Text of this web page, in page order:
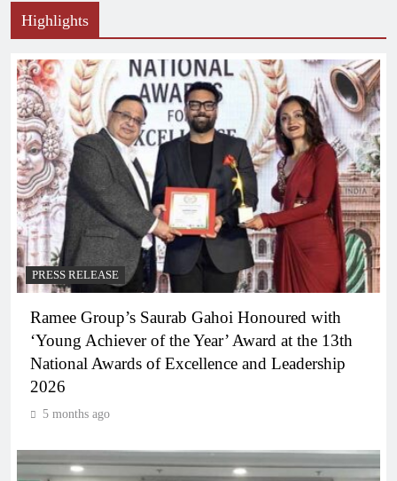
Highlights
PRESS RELEASE
Ramee Group’s Saurab Gahoi Honoured with
‘Young Achiever of the Year’ Award at the 13th
National Awards of Excellence and Leadership
2026
5 months ago